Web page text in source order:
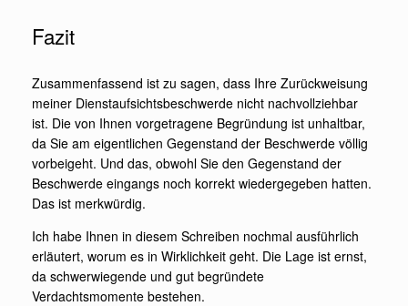
Fazit
Zusammenfassend ist zu sagen, dass Ihre Zurückweisung
meiner Dienstaufsichtsbeschwerde nicht nachvollziehbar
ist. Die von Ihnen vorgetragene Begründung ist unhaltbar,
da Sie am eigentlichen Gegenstand der Beschwerde völlig
vorbeigeht. Und das, obwohl Sie den Gegenstand der
Beschwerde eingangs noch korrekt wiedergegeben hatten.
Das ist merkwürdig.
Ich habe Ihnen in diesem Schreiben nochmal ausführlich
erläutert, worum es in Wirklichkeit geht. Die Lage ist ernst,
da schwerwiegende und gut begründete
Verdachtsmomente bestehen.